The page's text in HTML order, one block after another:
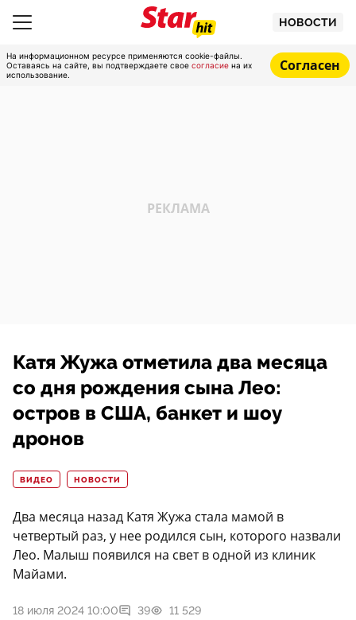
НОВОСТИ
На информационном ресурсе применяются cookie-файлы.
Оставаясь на сайте, вы подтверждаете свое согласие на их
использование.
Согласен
Катя Жужа отметила два месяца
со дня рождения сына Лео:
остров в США, банкет и шоу
дронов
ВИДЕО НОВОСТИ
Два месяца назад Катя Жужа стала мамой в
четвертый раз, у нее родился сын, которого назвали
Лео. Малыш появился на свет в одной из клиник
Майами.
18 июля 2024 10:00 39 11 529